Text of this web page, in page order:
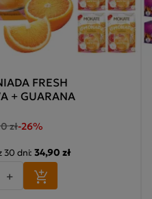
FRESH
+ GUARANA
zł-26%
30 dni:34,90 zł
+